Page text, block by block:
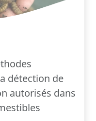
détection de
autorisés dans